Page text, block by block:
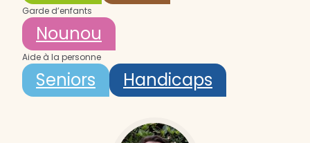
Garde d’enfants
Nounou
Aide à la personne
Seniors Handicaps